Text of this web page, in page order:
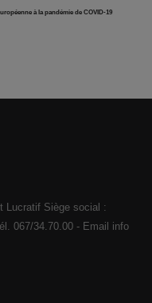
à la pandémie de COVID-19
Lucratif Siège social :
067/34.70.00 - Email info